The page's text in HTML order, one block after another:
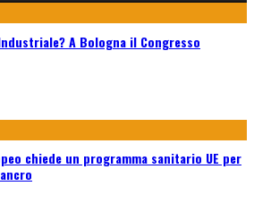
A Bologna il Congresso
chiede un programma sanitario UE per